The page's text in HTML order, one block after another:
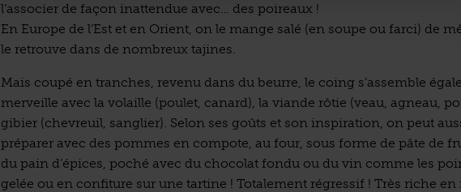
l’associer de façon inattendue avec… des poireaux !
En Europe de l’Est et en Orient, on le mange salé (en soupe ou farci) de
le retrouve dans de nombreux tajines.
Mais coupé en tranches, revenu dans du beurre, le coing s’assemble
merveille avec la volaille (poulet, canard), la viande rôtie (veau, agneau,
gibier (chevreuil, sanglier). Selon ses goûts et son inspiration, on peut
préparer avec des pommes en compote, au four, sous forme de pâte de
du pain d’épices, poché avec du chocolat fondu ou du vin comme les
gelée ou en confiture sur une tartine ! Totalement régressif ! Très riche en